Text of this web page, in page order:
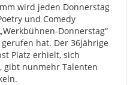
wird jeden Donnerstag
und Comedy
Donnerstag“
hat. Der 36jährige
Platz erhielt, sich
gibt nunmehr Talenten